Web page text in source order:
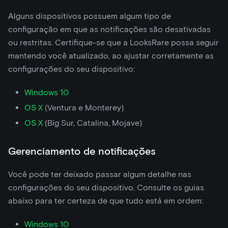
Alguns dispositivos possuem algum tipo de
configuração em que as notificações são desativadas
ou restritas. Certifique-se que a LooksRare possa seguir
mantendo você atualizado, ao ajustar corretamente as
configurações do seu dispositivo:
Windows 10
OS X (Ventura e Monterey)
OS X (Big Sur, Catalina, Mojave)
Gerenciamento de notificações
Você pode ter deixado passar algum detalhe nas
configurações do seu dispositivo. Consulte os guias
abaixo para ter certeza de que tudo está em ordem:
Windows 10